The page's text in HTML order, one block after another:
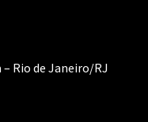
– Rio de Janeiro/RJ